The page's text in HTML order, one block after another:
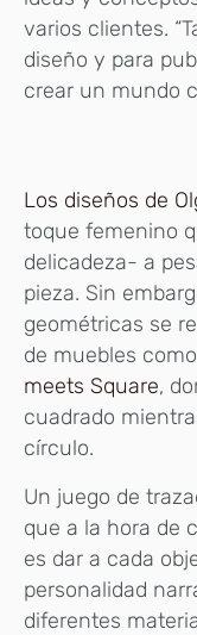
varios clientes.
diseño y para
crear un mundo
Los diseños de
toque femenino
delicadeza- a
pieza. Sin
geométricas se
de muebles
meets Square,
cuadrado
círculo.
Un juego de
que a la hora de
es dar a cada
personalidad
diferentes